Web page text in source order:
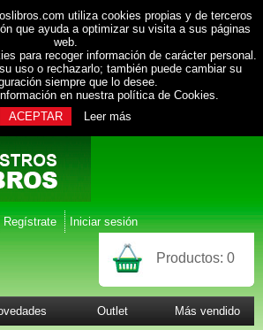
utiliza cookies propias y de terceros
que ayuda a optimizar su visita a sus páginas
web.
para recoger información de carácter personal.
uso o rechazarlo; también puede cambiar su
siempre que lo desee.
en nuestrapolítica de Cookies.
ACEPTAR
Leer más
Regístrate Iniciar sesión
Productos: 0
Outlet Más vendido